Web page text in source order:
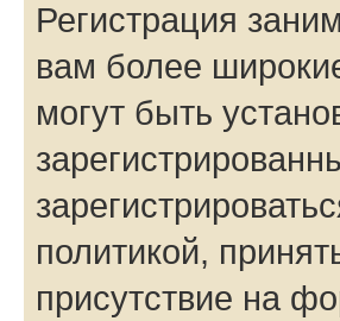
Регистрация
вам более
могут быть
политикой,
присутствие на